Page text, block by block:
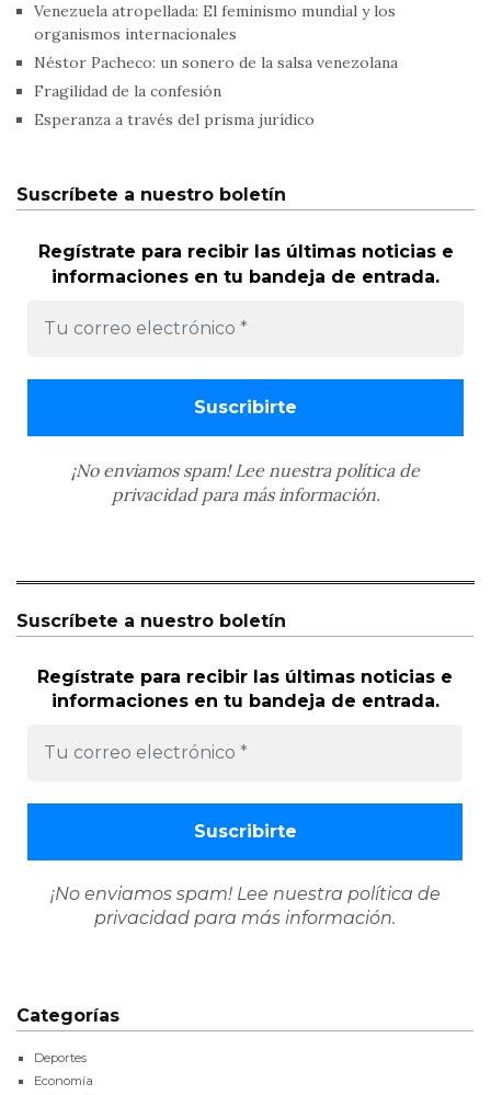
Venezuela atropellada: El feminismo mundial y los
organismos internacionales
Néstor Pacheco: un sonero de la salsa venezolana
Fragilidad de la confesión
Esperanza a través del prisma jurídico
Suscríbete a nuestro boletín
Regístrate para recibir las últimas noticias e
informaciones en tu bandeja de entrada.
¡No enviamos spam! Lee nuestra política de
privacidadpara más información.
Suscríbete a nuestro boletín
Regístrate para recibir las últimas noticias e
informaciones en tu bandeja de entrada.
¡No enviamos spam! Lee nuestra política de
privacidad para más información.
Categorías
Deportes
Economía